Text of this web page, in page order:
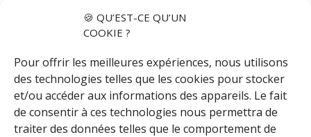
🍪 QU’EST-CE QU’UN
COOKIE ?
Pour offrir les meilleures expériences, nous utilisons
des technologies telles que les cookies pour stocker
et/ou accéder aux informations des appareils. Le fait
de consentir à ces technologies nous permettra de
traiter des données telles que le comportement de